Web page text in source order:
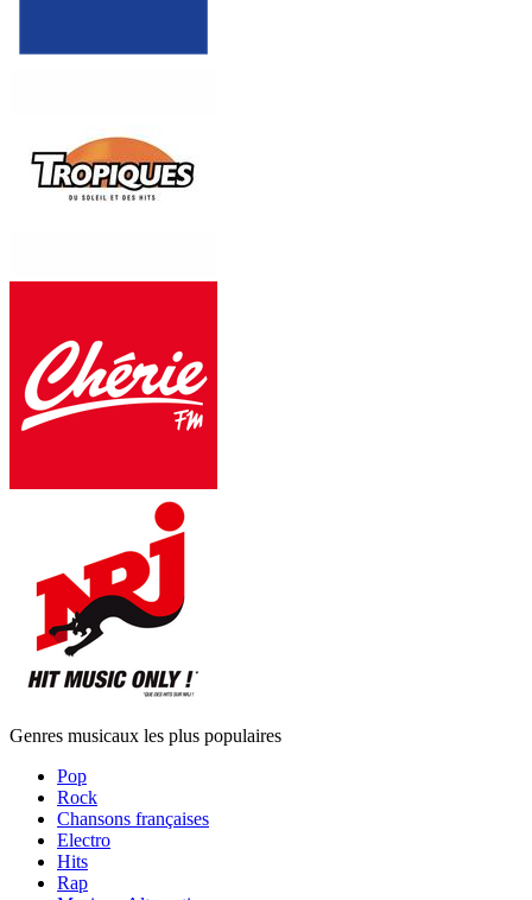
Genres musicaux les plus populaires
Pop
Rock
Chansons françaises
Electro
Hits
Rap